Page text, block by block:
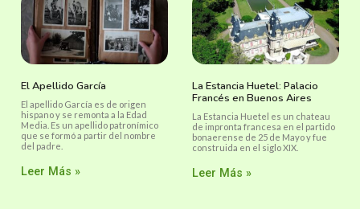
El Apellido García
El apellido García es de origen
hispano y se remonta a la Edad
Media. Es un apellido patronímico
que se formó a partir del nombre
del padre.
Leer Más »
La Estancia Huetel: Palacio
Francés en Buenos Aires
La Estancia Huetel es un chateau
de impronta francesa en el partido
bonaerense de 25 de Mayo y fue
construida en el siglo XIX.
Leer Más »